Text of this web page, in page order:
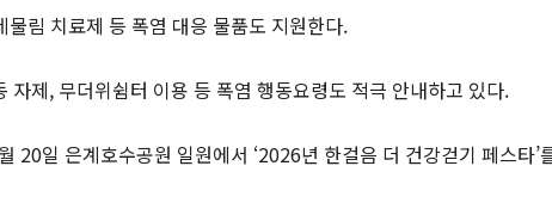
림 치료제 등 폭염 대응 물품도 지원한다.
제, 무더위쉼터 이용 등 폭염 행동요령도 적극 안내하고 있다.
20일 은계호수공원 일원에서 ‘2026년 한걸음 더 건강걷기 페스타’